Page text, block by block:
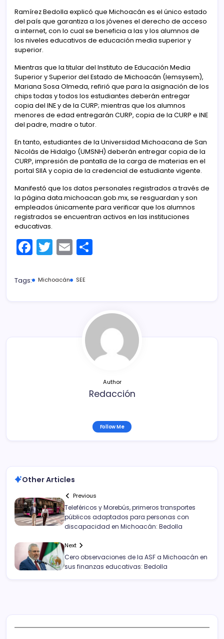
Ramírez Bedolla explicó que Michoacán es el único estado
del país que garantiza a los jóvenes el derecho de acceso
a internet, con lo cual se beneficia a las y los alumnos de
los niveles educativos de educación media superior y
superior.
Mientras que la titular del Instituto de Educación Media
Superior y Superior del Estado de Michoacán (Iemsysem),
Mariana Sosa Olmeda, refirió que para la asignación de los
chips todas y todos los estudiantes deberán entregar
copia del INE y de la CURP; mientras que los alumnos
menores de edad entregarán CURP, copia de la CURP e INE
del padre, madre o tutor.
En tanto, estudiantes de la Universidad Michoacana de San
Nicolás de Hidalgo (UMSNH) deberán entregar copia de la
CURP, impresión de pantalla de la carga de materias en el
portal SIIA y copia de la credencial de estudiante vigente.
Manifestó que los datos personales registrados a través de
la página data.michoacan.gob.mx, se resguardan y son
empleados únicamente para verificar que los alumnos
registrados se encuentran activos en las instituciones
educativas.
F
a
c
T
w
itt
E
m
ai
ar
tir
Tags: Michoacán SEE
Author
Redacción
Follow Me
Other Articles
Previous
Teleféricos y Morebús, primeros transportes
públicos adaptados para personas con
discapacidad en Michoacán: Bedolla
Next
Cero observaciones de la ASF a Michoacán en
sus finanzas educativas: Bedolla